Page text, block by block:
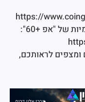
https://